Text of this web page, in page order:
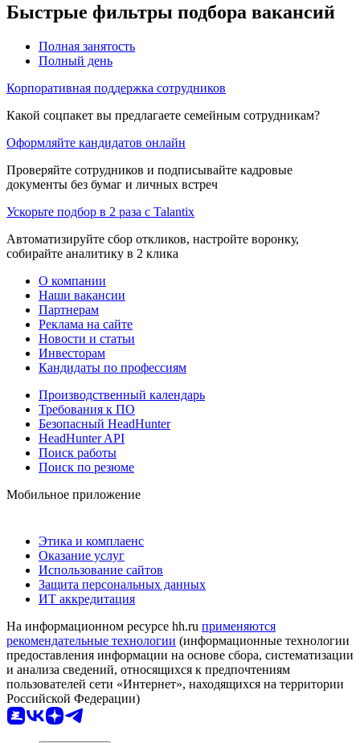
Быстрые фильтры подбора вакансий
Полная занятость
Полный день
Корпоративная поддержка сотрудников
Какой соцпакет вы предлагаете семейным сотрудникам?
Оформляйте кандидатов онлайн
Проверяйте сотрудников и подписывайте кадровые
документы без бумаг и личных встреч
Ускорьте подбор в 2 раза с Talantix
Автоматизируйте сбор откликов, настройте воронку,
собирайте аналитику в 2 клика
О компании
Наши вакансии
Партнерам
Реклама на сайте
Новости и статьи
Инвесторам
Кандидаты по профессиям
Производственный календарь
Требования к ПО
Безопасный HeadHunter
HeadHunter API
Поиск работы
Поиск по резюме
Мобильное приложение
Этика и комплаенс
Оказание услуг
Использование сайтов
Защита персональных данных
ИТ аккредитация
На информационном ресурсе hh.ru применяются
рекомендательные технологии (информационные технологии
предоставления информации на основе сбора, систематизации
и анализа сведений, относящихся к предпочтениям
пользователей сети «Интернет», находящихся на территории
Российской Федерации)